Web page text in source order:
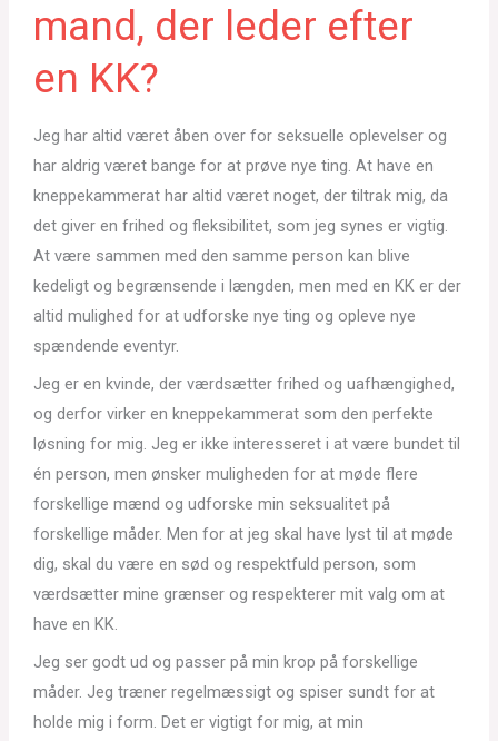
mand, der leder efter
en KK?
Jeg har altid været åben over for seksuelle oplevelser og
har aldrig været bange for at prøve nye ting. At have en
kneppekammerat har altid været noget, der tiltrak mig, da
det giver en frihed og fleksibilitet, som jeg synes er vigtig.
At være sammen med den samme person kan blive
kedeligt og begrænsende i længden, men med en KK er der
altid mulighed for at udforske nye ting og opleve nye
spændende eventyr.
Jeg er en kvinde, der værdsætter frihed og uafhængighed,
og derfor virker en kneppekammerat som den perfekte
løsning for mig. Jeg er ikke interesseret i at være bundet til
én person, men ønsker muligheden for at møde flere
forskellige mænd og udforske min seksualitet på
forskellige måder. Men for at jeg skal have lyst til at møde
dig, skal du være en sød og respektfuld person, som
værdsætter mine grænser og respekterer mit valg om at
have en KK.
Jeg ser godt ud og passer på min krop på forskellige
måder. Jeg træner regelmæssigt og spiser sundt for at
holde mig i form. Det er vigtigt for mig, at min